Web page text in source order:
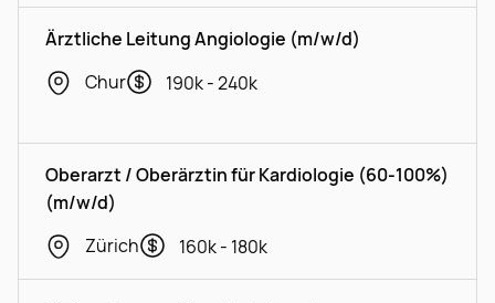
Ärztliche Leitung Angiologie (m/w/d)
Chur
190k - 240k
Oberarzt / Oberärztin für Kardiologie (60-100%)
(m/w/d)
Zürich
160k - 180k